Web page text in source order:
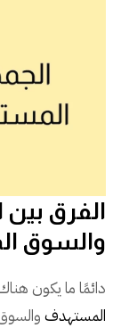
الفرق
والسوق
دائمًا ما يكون
المستهدف